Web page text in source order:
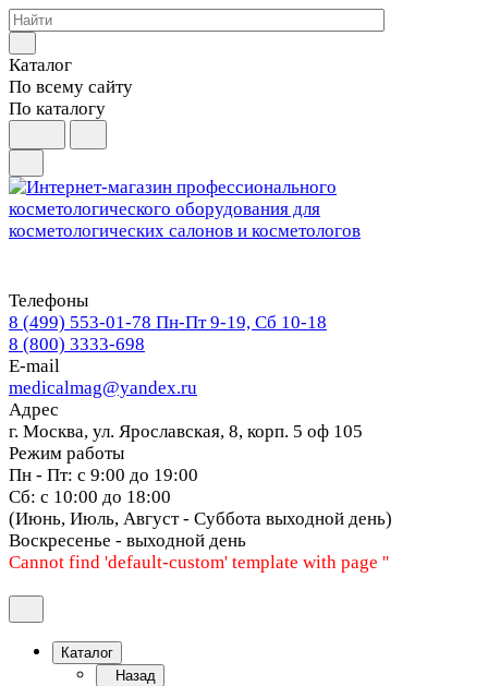
Каталог
По всему сайту
По каталогу
Телефоны
8 (499) 553-01-78 Пн-Пт 9-19, Сб 10-18
8 (800) 3333-698
E-mail
medicalmag@yandex.ru
Адрес
г. Москва, ул. Ярославская, 8, корп. 5 оф 105
Режим работы
Пн - Пт: с 9:00 до 19:00
Сб: с 10:00 до 18:00
(Июнь, Июль, Август - Суббота выходной день)
Воскресенье - выходной день
Cannot find 'default-custom' template with page ''
Каталог
Назад